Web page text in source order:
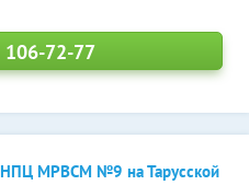
106-72-77
МРВСМ №9 на Тарусской